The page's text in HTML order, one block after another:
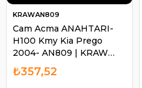
Cam Acma ANAHTARI-
H100 Kmy Kia Prego
2004- AN809 | KRAW
AN809
KRAWAN809
₺357,52